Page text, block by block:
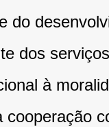
do
dos
à
cooperação